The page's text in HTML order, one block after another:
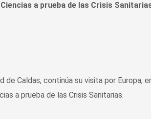
a prueba de las Crisis
de Caldas, continúa su visita por Europa,
a prueba de las Crisis Sanitarias.